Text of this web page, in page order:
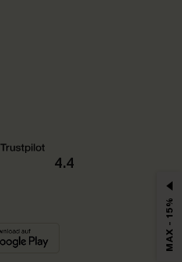
4.4
MAX - 15%